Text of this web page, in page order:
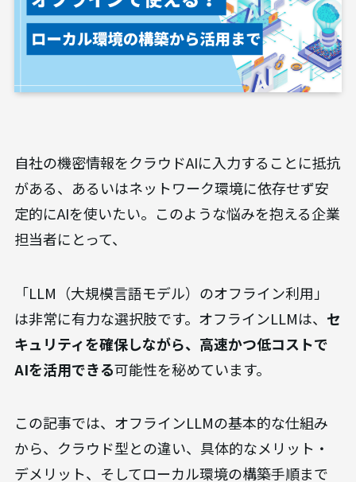
自社の機密情報をクラウドAIに入力することに抵抗
がある、あるいはネットワーク環境に依存せず安
定的にAIを使いたい。このような悩みを抱える企業
担当者にとって、
「LLM（大規模言語モデル）のオフライン利用」
は非常に有力な選択肢です。オフラインLLMは、 セ
キュリティを確保しながら、高速かつ低コストで
AIを活用できる可能性を秘めています。
この記事では、オフラインLLMの基本的な仕組み
から、クラウド型との違い、具体的なメリット・
デメリット、そしてローカル環境の構築手順まで